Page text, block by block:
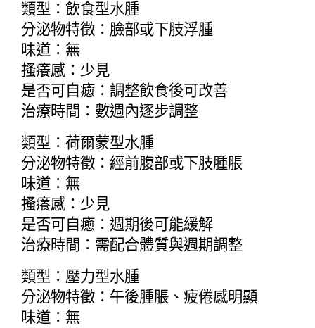
類型：飲食型水腫
分泌物特徵：臉部或下肢浮腫
味道：無
搔癢感：少見
是否可自癒：調整飲食後可改善
治療時間：數週內逐步調整
類型：荷爾蒙型水腫
分泌物特徵：經前腹部或下肢腫脹
味道：無
搔癢感：少見
是否可自癒：週期後可能緩解
治療時間：需配合體質與週期調整
類型：壓力型水腫
分泌物特徵：午後腫脹、疲倦感明顯
味道：無